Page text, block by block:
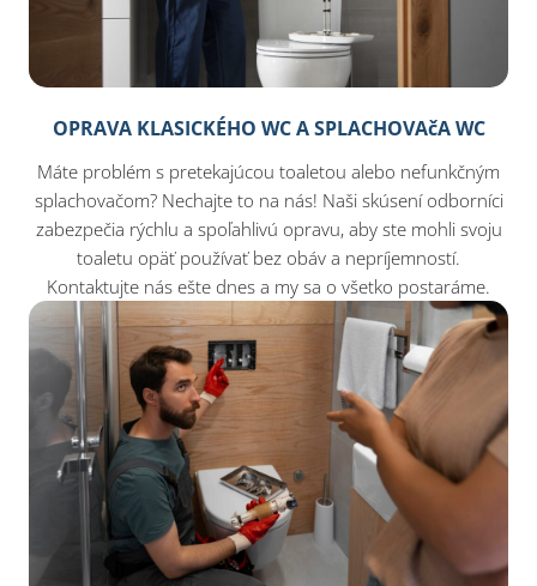
OPRAVA KLASICKÉHO WC A SPLACHOVAčA WC
Máte problém s pretekajúcou toaletou alebo nefunkčným
splachovačom? Nechajte to na nás! Naši skúsení odborníci
zabezpečia rýchlu a spoľahlivú opravu, aby ste mohli svoju
toaletu opäť používať bez obáv a nepríjemností.
Kontaktujte nás ešte dnes a my sa o všetko postaráme.